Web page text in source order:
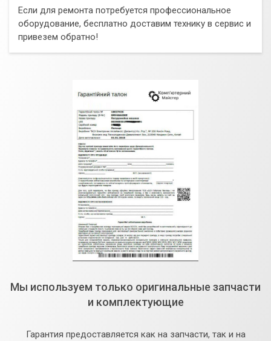
Если для ремонта потребуется профессиональное
оборудование, бесплатно доставим технику в сервис и
привезем обратно!
Мы используем только оригинальные запчасти
и комплектующие
Гарантия предоставляется как на запчасти, так и на